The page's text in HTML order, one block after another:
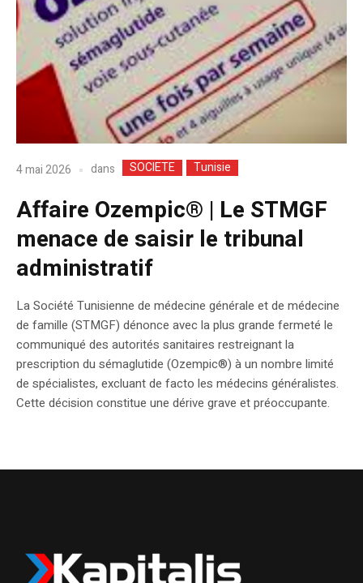
4 mai 2026 dans SOCIETE Tunisie
Affaire Ozempic® | Le STMGF
menace de saisir le tribunal
administratif
La Société Tunisienne de médecine générale et de médecine
de famille (STMGF) dénonce avec la plus grande fermeté le
communiqué des autorités sanitaires restreignant la
prescription du sémaglutide (Ozempic®) à un nombre limité
de spécialistes, excluant de facto les médecins généralistes.
Cette décision constitue une dérive grave et préoccupante.